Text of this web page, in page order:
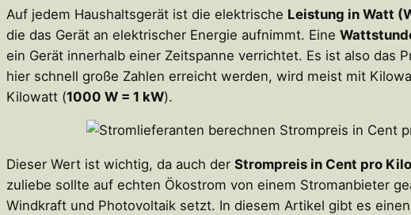
Auf jedem Haushaltsgerät ist die elektrische Leistung in Watt
die das Gerät an elektrischer Energie aufnimmt. Eine
ein Gerät innerhalb einer Zeitspanne verrichtet. Es ist also das
hier schnell große Zahlen erreicht werden, wird meist mit
Kilowatt (1000 W = 1 kW).
Dieser Wert ist wichtig, da auch der Strompreis in Cent pro
zuliebe sollte auf echten Ökostrom von einem Stromanbieter
Windkraft und Photovoltaik setzt. In diesem Artikel gibt es